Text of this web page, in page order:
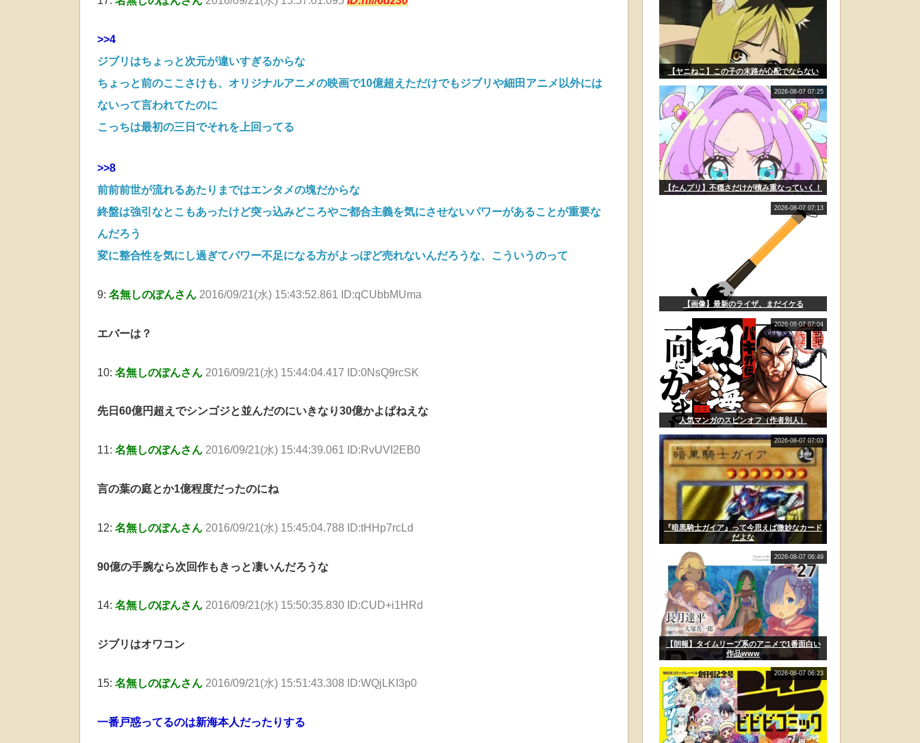
>>4
ジブリはちょっと次元が違いすぎるからな
ちょっと前のここさけも、オリジナルアニメの映画で10億超えただけでもジブリや細田アニメ以外には
ないって言われてたのに
こっちは最初の三日でそれを上回ってる
>>8
前前前世が流れるあたりまではエンタメの塊だからな
終盤は強引なとこもあったけど突っ込みどころやご都合主義を気にさせないパワーがあることが重要な
んだろう
変に整合性を気にし過ぎてパワー不足になる方がよっぽど売れないんだろうな、こういうのって
9: 名無しのぽんさん 2016/09/21(水) 15:43:52.861 ID:qCUbbMUma
エバーは？
10: 名無しのぽんさん 2016/09/21(水) 15:44:04.417 ID:0NsQ9rcSK
先日60億円超えでシンゴジと並んだのにいきなり30億かよぱねえな
11: 名無しのぽんさん 2016/09/21(水) 15:44:39.061 ID:RvUVI2EB0
言の葉の庭とか1億程度だったのにね
12: 名無しのぽんさん 2016/09/21(水) 15:45:04.788 ID:tHHp7rcLd
90億の手腕なら次回作もきっと凄いんだろうな
14: 名無しのぽんさん 2016/09/21(水) 15:50:35.830 ID:CUD+i1HRd
ジブリはオワコン
15: 名無しのぽんさん 2016/09/21(水) 15:51:43.308 ID:WQjLKI3p0
一番戸惑ってるのは新海本人だったりする
【ヤニねこ】この子の末路が心配でならない
【たんプリ】不穏さだけが積み重なっていく！
2026-08-07 07:25
【画像】最新のライザ、まだイケる
2026-08-07 07:13
人気マンガのスピンオフ（作者別人）
2026-08-07 07:04
『暗黒騎士ガイア』って今思えば微妙なカード
だよな
2026-08-07 07:03
【朗報】タイムリープ系のアニメで1番面白い
作品www
2026-08-07 06:49
2026-08-07 06:23